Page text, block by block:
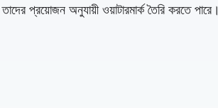
প্রয়োজন অনুযায়ী ওয়াটারমার্ক তৈরি করতে পারে।